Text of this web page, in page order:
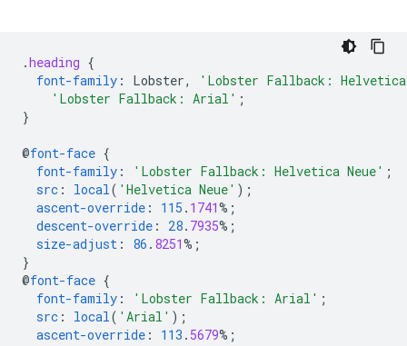
.heading {
font-family : Lobster,
'Lobster Fallback:
'Lobster Fallback: Arial' ;
}
@font-face {
font-family : 'Lobster Fallback: Helvetica Neue' ;
src : local( 'Helvetica Neue' );
ascent-override : 115 . 1741%;
descent-override : 28. 7935%;
size-adjust : 86 . 8251%;
}
@font-face {
font-family : 'Lobster Fallback: Arial' ;
src : local( 'Arial' );
ascent-override : 113 . 5679%;